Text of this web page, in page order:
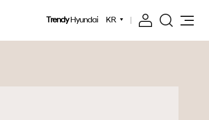
TrendyHyundai KR